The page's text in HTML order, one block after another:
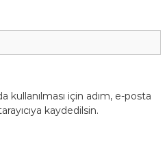
kullanılması için adım, e-posta
kaydedilsin.